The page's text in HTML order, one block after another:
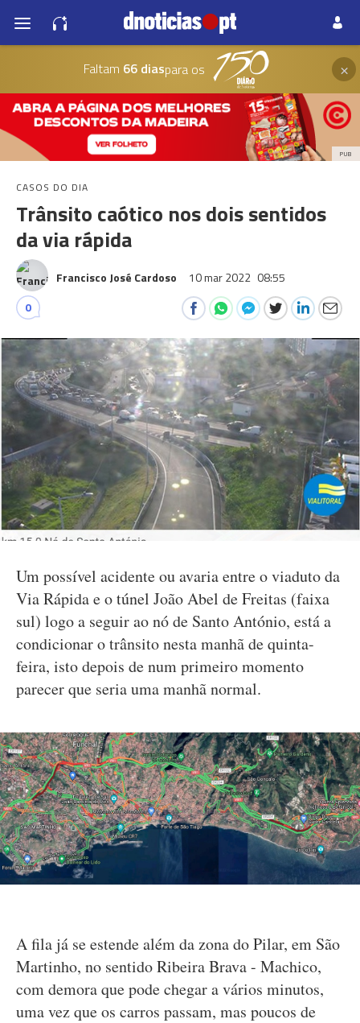
Faltam 66 diaspara os ×
PUB
CASOS DO DIA
Trânsito caótico nos dois sentidos
da via rápida
Francisco José Cardoso 10 mar 2022 08:55
0
Um possível acidente ou avaria entre o viaduto da
Via Rápida e o túnel João Abel de Freitas (faixa
sul) logo a seguir ao nó de Santo António, está a
condicionar o trânsito nesta manhã de quinta-
feira, isto depois de num primeiro momento
parecer que seria uma manhã normal.
A fila já se estende além da zona do Pilar, em São
Martinho, no sentido Ribeira Brava - Machico,
com demora que pode chegar a vários minutos,
uma vez que os carros passam, mas poucos de